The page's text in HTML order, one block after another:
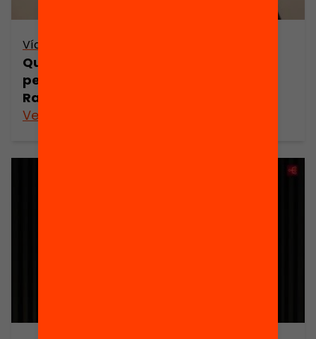
Vídeo
Quina és la finalitat de la
personalització dels aprenentatges?
Ramon Grau
Veure’n més